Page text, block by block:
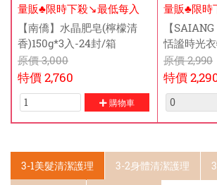
量販♣限時下殺↘️最低每入
$105元
【南僑】水晶肥皂(檸檬清
香)150g*3入-24封/箱
原價3,000
特價2,760
購物車
量販♣限時
$199元
【
恬謐時光
50ml-10盒/
原價2,990
特價
3-1美髮清潔護理 3-2身體清潔護理